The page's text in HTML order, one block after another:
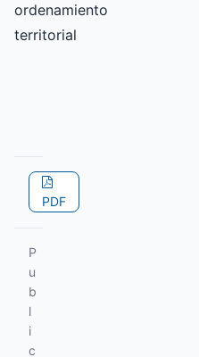
ordenamiento
territorial
PDF
P
u
b
l
i
c